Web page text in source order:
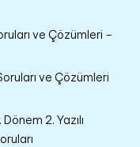
ve Çözümleri –
ve Çözümleri
2. Yazılı